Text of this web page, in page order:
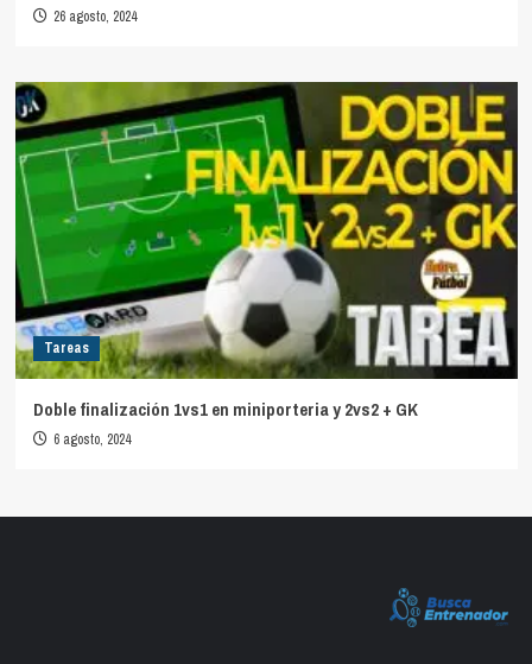
26 agosto, 2024
Tareas
Doble finalización 1vs1 en miniporteria y 2vs2 + GK
6 agosto, 2024